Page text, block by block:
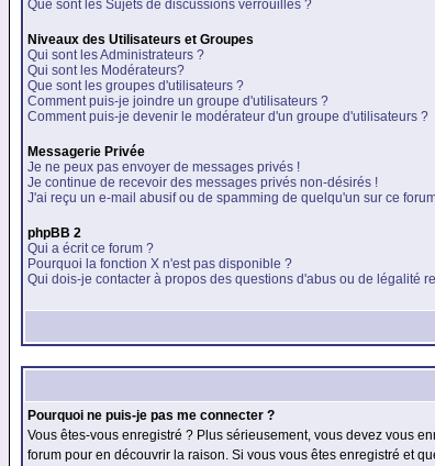
Que sont les Sujets de discussions verrouillés ?
Niveaux des Utilisateurs et Groupes
Qui sont les Administrateurs ?
Qui sont les Modérateurs?
Que sont les groupes d'utilisateurs ?
Comment puis-je joindre un groupe d'utilisateurs ?
Comment puis-je devenir le modérateur d'un groupe d'utilisateurs ?
Messagerie Privée
Je ne peux pas envoyer de messages privés !
Je continue de recevoir des messages privés non-désirés !
J'ai reçu un e-mail abusif ou de spamming de quelqu'un sur ce
phpBB 2
Qui a écrit ce forum ?
Pourquoi la fonction X n'est pas disponible ?
Qui dois-je contacter à propos des questions d'abus ou de légalité
Pourquoi ne puis-je pas me connecter ?
Vous êtes-vous enregistré ? Plus sérieusement, vous devez vous
forum pour en découvrir la raison. Si vous vous êtes enregistré et